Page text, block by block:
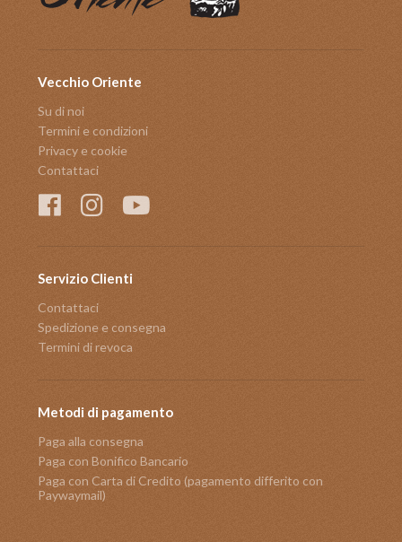
Vecchio Oriente
Su di noi
Termini e condizioni
Privacy e cookie
Contattaci
Servizio Clienti
Contattaci
Spedizione e consegna
Termini di revoca
Metodi di pagamento
Paga alla consegna
Paga con Bonifico Bancario
Paga con Carta di Credito (pagamento differito con
Paywaymail)